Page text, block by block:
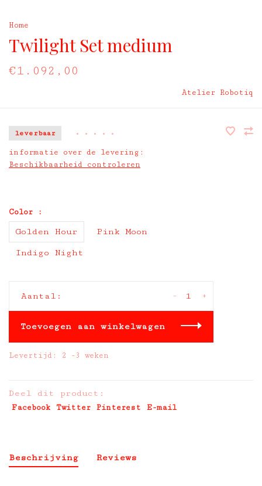
Home
Twilight Set medium
€1.092,00
Atelier Robotiq
leverbaar • • • • •
informatie over de levering:
Beschikbaarheid controleren
Color :
Golden Hour Pink Moon
Indigo Night
Aantal: +
-
Toevoegen aan winkelwagen
Levertijd: 2 -3 weken
Deel dit product:
Facebook Twitter Pinterest E-mail
Beschrijving Reviews